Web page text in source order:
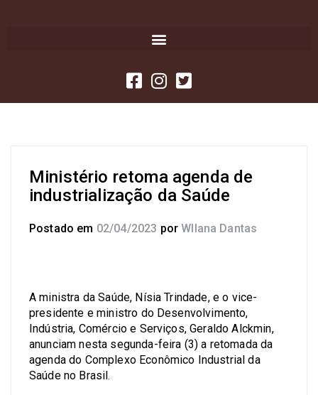
Ministério retoma agenda de
industrialização da Saúde
Postado em 02/04/2023 por Wllana Dantas
A ministra da Saúde, Nísia Trindade, e o vice-
presidente e ministro do Desenvolvimento,
Indústria, Comércio e Serviços, Geraldo Alckmin,
anunciam nesta segunda-feira (3) a retomada da
agenda do Complexo Econômico Industrial da
Saúde no Brasil.